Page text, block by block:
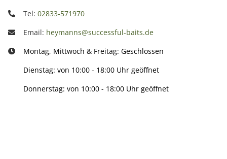
Tel: 02833-571970
Email: heymanns@successful-baits.de
Montag, Mittwoch & Freitag: Geschlossen
Dienstag: von 10:00 - 18:00 Uhr geöffnet
Donnerstag: von 10:00 - 18:00 Uhr geöffnet